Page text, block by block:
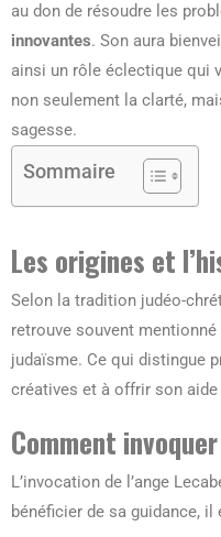
au don de résoudre les
innovantes. Son aura
ainsi un rôle éclectique qui
non seulement la clarté,
sagesse.
Sommaire
Les origines et
Selon la tradition judéo-
retrouve souvent
judaïsme. Ce qui distingue
créatives et à offrir son
Comment
L’invocation de l’ange
bénéficier de sa guidance,